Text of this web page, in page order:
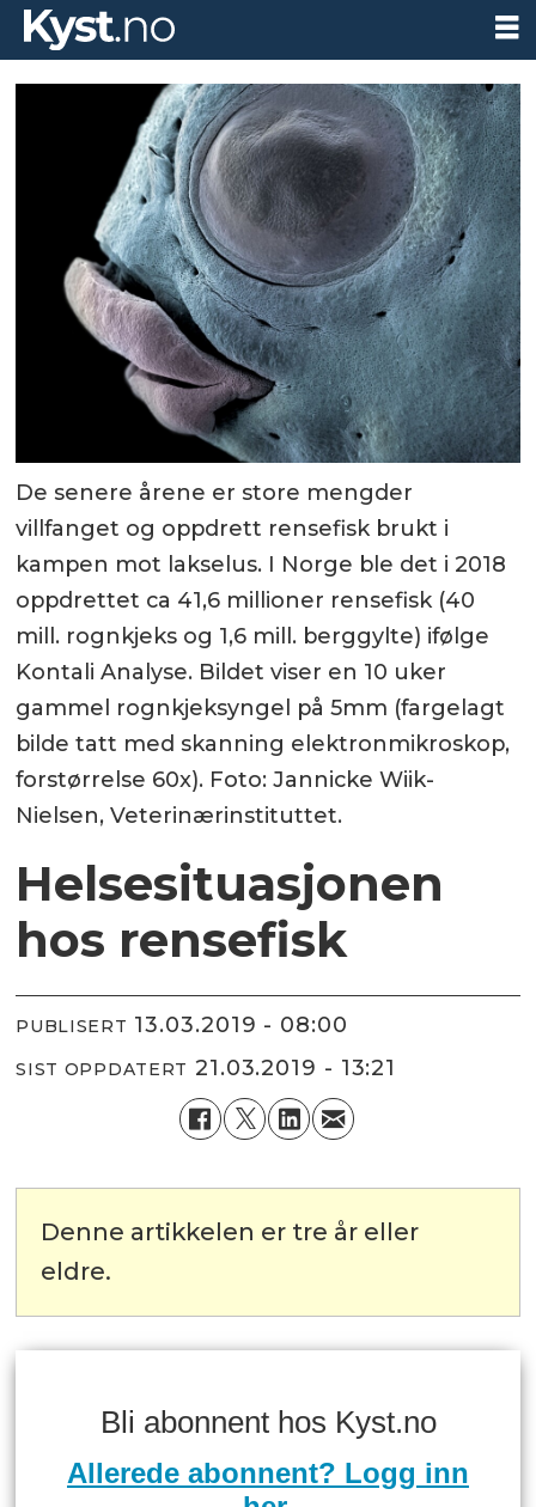
De senere årene er store mengder
villfanget og oppdrett rensefisk brukt i
kampen mot lakselus. I Norge ble det i 2018
oppdrettet ca 41,6 millioner rensefisk (40
mill. rognkjeks og 1,6 mill. berggylte) ifølge
Kontali Analyse. Bildet viser en 10 uker
gammel rognkjeksyngel på 5mm (fargelagt
bilde tatt med skanning elektronmikroskop,
forstørrelse 60x). Foto: Jannicke Wiik-
Nielsen, Veterinærinstituttet.
Helsesituasjonen
hos rensefisk
PUBLISERT 13.03.2019 - 08:00
SIST OPPDATERT 21.03.2019 - 13:21
Denne artikkelen er tre år eller
eldre.
Bli abonnent hos Kyst.no
Allerede abonnent? Logg inn